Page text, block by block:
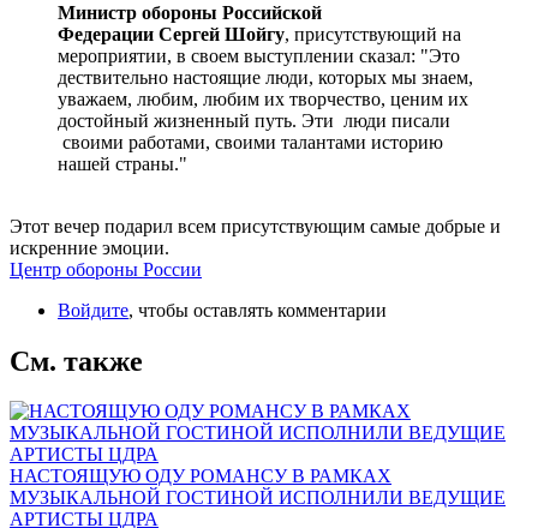
Министр обороны Российской
Федерации Сергей Шойгу, присутствующий на
мероприятии, в своем выступлении сказал: "Это
дествительно настоящие люди, которых мы знаем,
уважаем, любим, любим их творчество, ценим их
достойный жизненный путь. Эти люди писали
своими работами, своими талантами историю
нашей страны."
Этот вечер подарил всем присутствующим самые добрые и
искренние эмоции.
Центр обороны России
Войдите, чтобы оставлять комментарии
См. также
НАСТОЯЩУЮ ОДУ РОМАНСУ В РАМКАХ
МУЗЫКАЛЬНОЙ ГОСТИНОЙ ИСПОЛНИЛИ ВЕДУЩИЕ
АРТИСТЫ ЦДРА